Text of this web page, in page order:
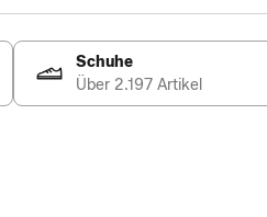
Schuhe
Über 2.197 Artikel